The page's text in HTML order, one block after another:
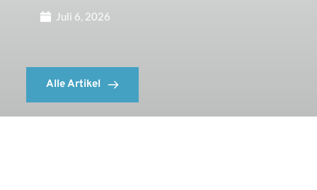
Juli 6, 2026
Alle Artikel